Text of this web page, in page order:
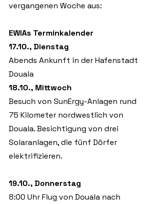
vergangenen Woche aus:
EWIAs Terminkalender
17.10., Dienstag
Abends Ankunft in der Hafenstadt
Douala
18.10., Mittwoch
Besuch von SunErgy-Anlagen rund
75 Kilometer nordwestlich von
Douala. Besichtigung von drei
Solaranlagen, die fünf Dörfer
elektrifizieren.
19.10., Donnerstag
8:00 Uhr Flug von Douala nach